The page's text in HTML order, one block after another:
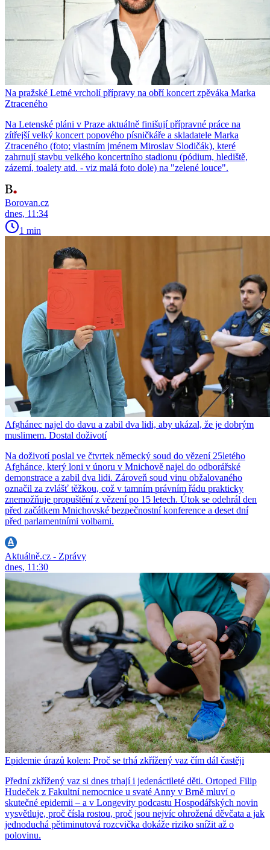
Na pražské Letné vrcholí přípravy na obří koncert zpěváka Marka
Ztraceného
Na Letenské pláni v Praze aktuálně finišují přípravné práce na
zítřejší velký koncert popového písničkáře a skladatele Marka
Ztraceného (foto; vlastním jménem Miroslav Slodičák), které
zahrnují stavbu velkého koncertního stadionu (pódium, hlediště,
zázemí, toalety atd. - viz malá foto dole) na "zelené louce".
Borovan.cz
dnes, 11:34
1 min
Afghánec najel do davu a zabil dva lidi, aby ukázal, že je dobrým
muslimem. Dostal doživotí
Na doživotí poslal ve čtvrtek německý soud do vězení 25letého
Afghánce, který loni v únoru v Mnichově najel do odborářské
demonstrace a zabil dva lidi. Zároveň soud vinu obžalovaného
označil za zvlášť těžkou, což v tamním právním řádu prakticky
znemožňuje propuštění z vězení po 15 letech. Útok se odehrál den
před začátkem Mnichovské bezpečnostní konference a deset dní
před parlamentními volbami.
Aktuálně.cz - Zprávy
dnes, 11:30
Epidemie úrazů kolen: Proč se trhá zkřížený vaz čím dál častěji
Přední zkřížený vaz si dnes trhají i jedenáctileté děti. Ortoped Filip
Hudeček z Fakultní nemocnice u svaté Anny v Brně mluví o
skutečné epidemii – a v Longevity podcastu Hospodářských novin
vysvětluje, proč čísla rostou, proč jsou nejvíc ohrožená děvčata a jak
jednoduchá pětiminutová rozcvička dokáže riziko snížit až o
polovinu.